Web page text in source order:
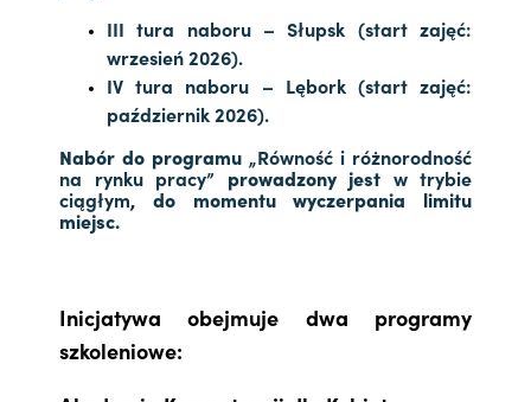
III tura naboru – Słupsk (start zajęć:
wrzesień 2026).
IV tura naboru – Lębork (start zajęć:
październik 2026).
Nabór do programu „Równość i różnorodność
na rynku pracy” prowadzony jest w trybie
ciągłym, do momentu wyczerpania limitu
miejsc.
Inicjatywa obejmuje dwa programy
szkoleniowe: